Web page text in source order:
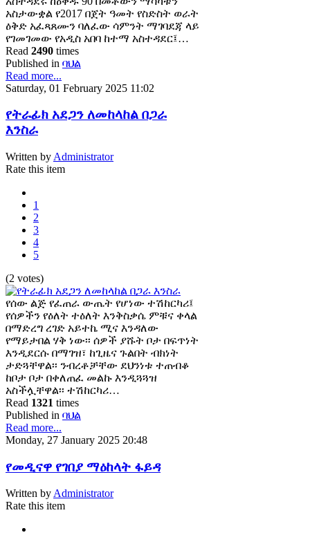
አስታውቋል የ2017 በጀት ዓመት የስድስት ወራት
ዕቅድ አፈጻጸሙን ባለፈው ሳምንት ማገባደጃ ላይ
የገመገመው የአዲስ አበባ ከተማ አስተዳደር፤…
Read 2490 times
Published in ባህል
Read more...
Saturday, 01 February 2025 11:02
የትራፊክ አደጋን ለመከላከል በጋራ
እንስራ
Written by Administrator
Rate this item
1
2
3
4
5
(2 votes)
የሰው ልጅ የፈጠራ ውጤት የሆነው ተሽከርካሪ፤
የሰዎችን የዕለት ተዕለት እንቅስቃሴ ምቹና ቀላል
በማድረግ ረገድ አይተኬ ሚና እንዳለው
የማይታበል ሃቅ ነው፡፡ ሰዎች ያሹት ቦታ በፍጥነት
እንዲደርሱ በማገዝ፣ ከጊዜና ጉልበት ብክነት
ታድጓቸዋል፡፡ ንብረቶቻቸው ደህንነቱ ተጠብቆ
ከቦታ ቦታ በቀለጠፈ መልኩ እንዲጓጓዝ
አስችሏቸዋል፡፡ ተሽከርካሪ…
Read 1321 times
Published in ባህል
Read more...
Monday, 27 January 2025 20:48
የመዲናዋ የገበያ ማዕከላት ፋይዳ
Written byAdministrator
Rate this item